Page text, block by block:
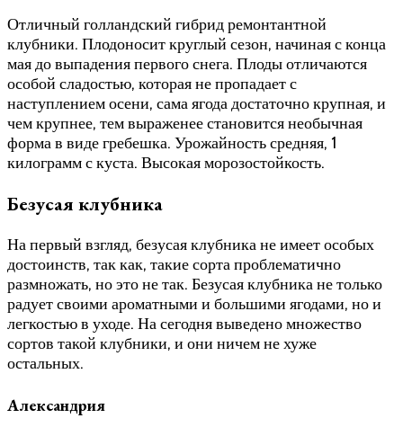
Отличный голландский гибрид ремонтантной
клубники. Плодоносит круглый сезон, начиная с конца
мая до выпадения первого снега. Плоды отличаются
особой сладостью, которая не пропадает с
наступлением осени, сама ягода достаточно крупная, и
чем крупнее, тем выраженее становится необычная
форма в виде гребешка. Урожайность средняя, 1
килограмм с куста. Высокая морозостойкость.
Безусая клубника
На первый взгляд, безусая клубника не имеет особых
достоинств, так как, такие сорта проблематично
размножать, но это не так. Безусая клубника не только
радует своими ароматными и большими ягодами, но и
легкостью в уходе. На сегодня выведено множество
сортов такой клубники, и они ничем не хуже
остальных.
Александрия